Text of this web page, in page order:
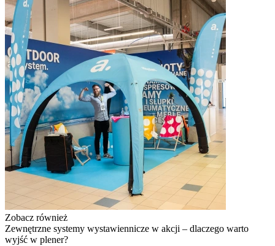
Zobacz również
Zewnętrzne systemy wystawiennicze w akcji – dlaczego warto
wyjść w plener?